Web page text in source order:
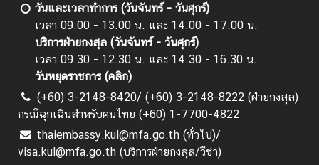
เ
ซี
ย
(
B
C
)
วันและเวลาทำการ (วันจันทร์ - วันศุกร์)
เวลา 09.00 - 13.00 น. และ 14.00 - 17.00 น.
บริการฝ่ายกงสุล (วันจันทร์ - วันศุกร์)
เวลา 09.30 - 12.30 น. และ 14.30 - 16.30 น.
วันหยุดราชการ (คลิก)
(+60) 3-2148-8420/ (+60) 3-2148-8222 (ฝ่ายกงสุล)
กรณีฉุกเฉินสำหรับคนไทย (+60) 1-7700-4822
thaiembassy.kul@mfa.go.th (ทั่วไป)/
visa.kul@mfa.go.th (บริการฝ่ายกงสุล/วีซ่า)